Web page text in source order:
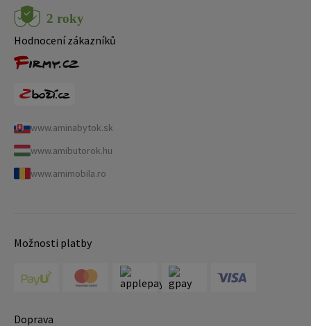
Hodnocení zákazníků
www.aminabytok.sk
www.amibutorok.hu
www.amimobila.ro
Možnosti platby
Doprava